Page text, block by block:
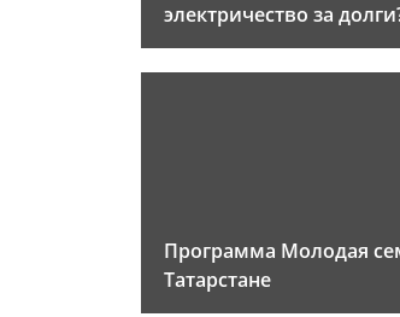
электричество за
Программа Молодая
Татарстане